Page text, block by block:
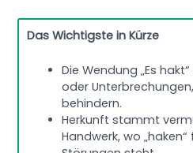
Das Wichtigste in Kürze
Die Wendung „Es
oder
behindern.
Herkunft stammt
Handwerk, wo